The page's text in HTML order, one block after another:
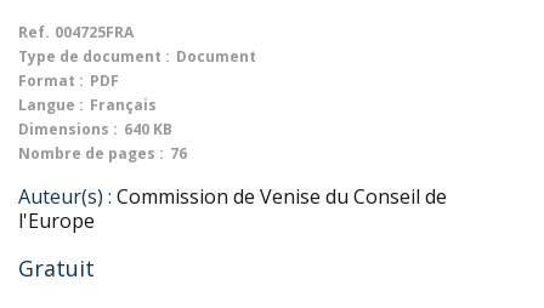
Ref. 004725FRA
Type de document : Document
Format : PDF
Langue : Français
Dimensions : 640 KB
Nombre de pages : 76
Auteur(s) : Commission de Venise du Conseil de
l'Europe
Gratuit